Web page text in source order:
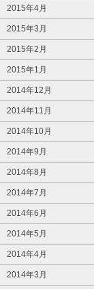
2015年4月
2015年3月
2015年2月
2015年1月
2014年12月
2014年11月
2014年10月
2014年9月
2014年8月
2014年7月
2014年6月
2014年5月
2014年4月
2014年3月